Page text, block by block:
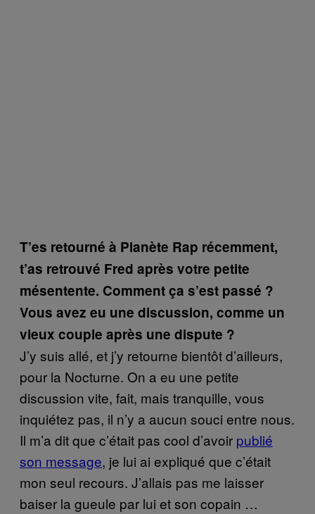
T’es retourné à Planète Rap récemment,
t’as retrouvé Fred après votre petite
mésentente. Comment ça s’est passé ?
Vous avez eu une discussion, comme un
vieux couple après une dispute ?
J’y suis allé, et j’y retourne bientôt d’ailleurs,
pour la Nocturne. On a eu une petite
discussion vite, fait, mais tranquille, vous
inquiétez pas, il n’y a aucun souci entre nous.
Il m’a dit que c’était pas cool d’avoir publié
son message, je lui ai expliqué que c’était
mon seul recours. J’allais pas me laisser
baiser la gueule par lui et son copain …